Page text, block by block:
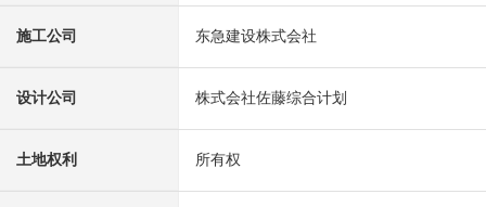
施工公司 东急建设株式会社
设计公司 株式会社佐藤综合计划
土地权利 所有权